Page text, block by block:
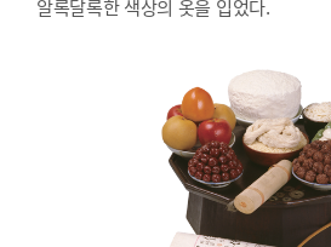
알록달록한 색상의 옷을 입었다.